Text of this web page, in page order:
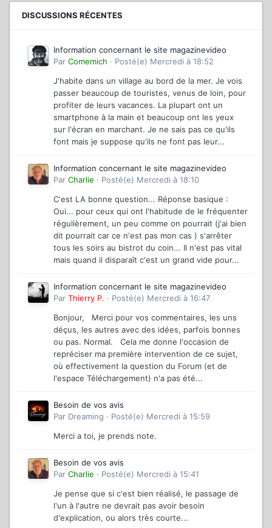
DISCUSSIONS RÉCENTES
Information concernant le site magazinevideo
Par Comemich · Posté(e) Mercredi à 18:52
J'habite dans un village au bord de la mer. Je vois
passer beaucoup de touristes, venus de loin, pour
profiter de leurs vacances. La plupart ont un
smartphone à la main et beaucoup ont les yeux
sur l'écran en marchant. Je ne sais pas ce qu'ils
font mais je suppose qu'ils ne font pas leur...
Information concernant le site magazinevideo
Par Charlie · Posté(e) Mercredi à 18:10
C'est LA bonne question... Réponse basique :
Oui... pour ceux qui ont l'habitude de le fréquenter
régulièrement, un peu comme on pourrait (j'ai bien
dit pourrait car ce n'est pas mon cas ) s'arrêter
tous les soirs au bistrot du coin... Il n'est pas vital
mais quand il disparaît c'est un grand vide pour...
Information concernant le site magazinevideo
Par Thierry P. · Posté(e) Mercredi à 16:47
Bonjour, Merci pour vos commentaires, les uns
déçus, les autres avec des idées, parfois bonnes
ou pas. Normal. Cela me donne l'occasion de
repréciser ma première intervention de ce sujet,
où effectivement la question du Forum (et de
l'espace Téléchargement) n'a pas été...
Besoin de vos avis
Par Dreaming · Posté(e) Mercredi à 15:59
Merci a toi, je prends note.
Besoin de vos avis
Par Charlie · Posté(e) Mercredi à 15:41
Je pense que si c'est bien réalisé, le passage de
l'un à l'autre ne devrait pas avoir besoin
d'explication, ou alors très courte...